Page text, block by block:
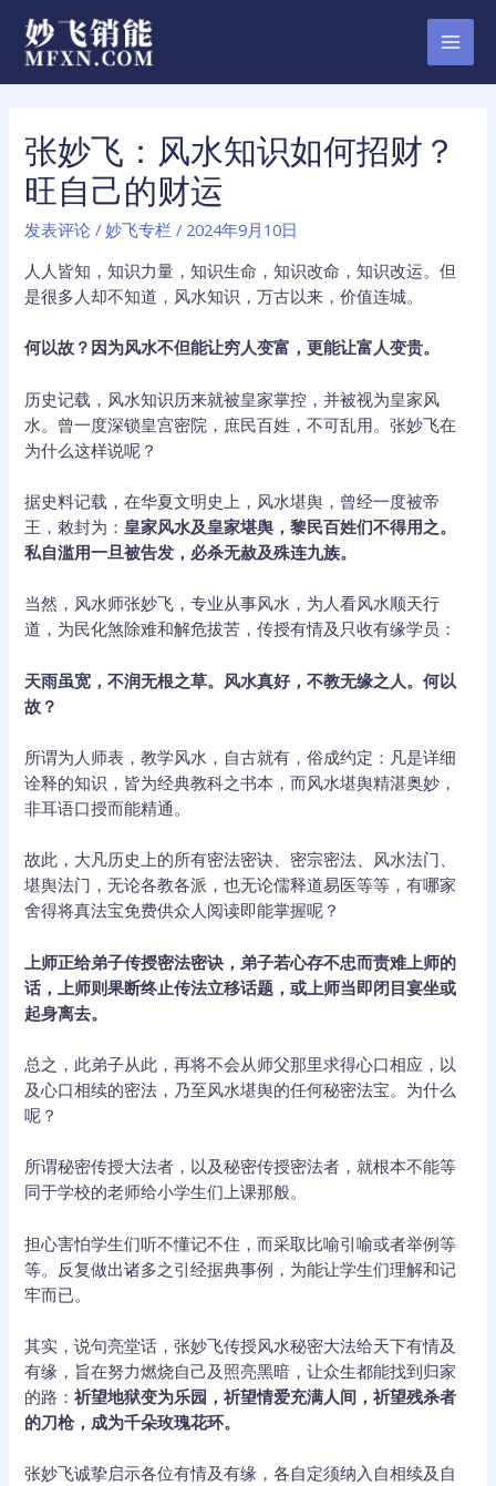
容
张妙飞：风水知识如何招财？
旺自己的财运
发表评论 /妙飞专栏 / 2024年9月10日
人人皆知，知识力量，知识生命，知识改命，知识改运。但
是很多人却不知道，风水知识，万古以来，价值连城。
何以故？因为风水不但能让穷人变富，更能让富人变贵。
历史记载，风水知识历来就被皇家掌控，并被视为皇家风
水。曾一度深锁皇宫密院，庶民百姓，不可乱用。张妙飞在
为什么这样说呢？
据史料记载，在华夏文明史上，风水堪舆，曾经一度被帝
王，敕封为：皇家风水及皇家堪舆，黎民百姓们不得用之。
私自滥用一旦被告发，必杀无赦及殊连九族。
当然，风水师张妙飞，专业从事风水，为人看风水顺天行
道，为民化煞除难和解危拔苦，传授有情及只收有缘学员：
天雨虽宽，不润无根之草。风水真好，不教无缘之人。何以
故？
所谓为人师表，教学风水，自古就有，俗成约定：凡是详细
诠释的知识，皆为经典教科之书本，而风水堪舆精湛奥妙，
非耳语口授而能精通。
故此，大凡历史上的所有密法密诀、密宗密法、风水法门、
堪舆法门，无论各教各派，也无论儒释道易医等等，有哪家
舍得将真法宝免费供众人阅读即能掌握呢？
上师正给弟子传授密法密诀，弟子若心存不忠而责难上师的
话，上师则果断终止传法立移话题，或上师当即闭目宴坐或
起身离去。
总之，此弟子从此，再将不会从师父那里求得心口相应，以
及心口相续的密法，乃至风水堪舆的任何秘密法宝。为什么
呢？
所谓秘密传授大法者，以及秘密传授密法者，就根本不能等
同于学校的老师给小学生们上课那般。
担心害怕学生们听不懂记不住，而采取比喻引喻或者举例等
等。反复做出诸多之引经据典事例，为能让学生们理解和记
牢而已。
其实，说句亮堂话，张妙飞传授风水秘密大法给天下有情及
有缘，旨在努力燃烧自己及照亮黑暗，让众生都能找到归家
的路：祈望地狱变为乐园，祈望情爱充满人间，祈望残杀者
的刀枪，成为千朵玫瑰花环。
张妙飞诚挚启示各位有情及有缘，各自定须纳入自相续及自